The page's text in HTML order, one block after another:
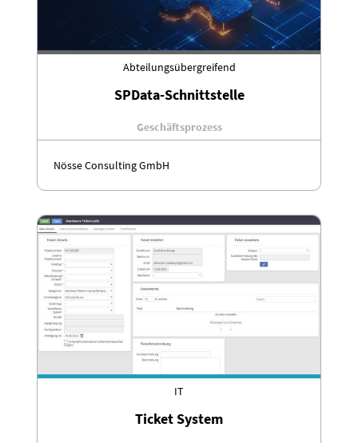
Abteilungsübergreifend
SPData-Schnittstelle
Geschäftsprozess
Nösse Consulting GmbH
IT
Ticket System